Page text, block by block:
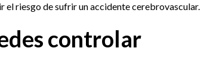
el riesgo de sufrir un accidente cerebrovascular.
controlar